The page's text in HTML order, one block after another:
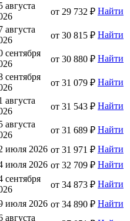
августа
от 29 732 ₽ Найти
августа
от 30 815 ₽ Найти
сентября
от 30 880 ₽ Найти
сентября
от 31 079 ₽ Найти
августа
от 31 543 ₽ Найти
августа
от 31 689 ₽ Найти
июля 2026 от 31 971 ₽ Найти
июля 2026 от 32 709 ₽ Найти
сентября
от 34 873 ₽ Найти
июля 2026 от 34 890 ₽ Найти
августа